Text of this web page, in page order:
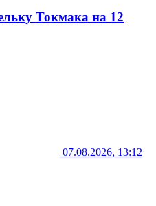
Токмака на 12
07.08.2026, 13:12